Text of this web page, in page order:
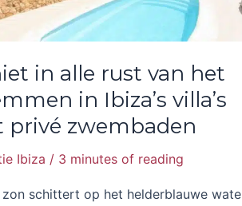
in alle rust van het
in Ibiza’s villa’s
privé zwembaden
Ibiza / 3 minutes of reading
zon schittert op het helderblauwe